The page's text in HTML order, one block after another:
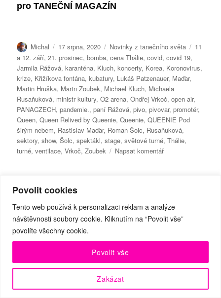
Povolit cookies
Tento web používá k personalizaci reklam a analýze
návštěvnosti soubory cookie. Kliknutím na “Povolit vše”
povolíte všechny cookie.
Zakázat
Povolit vše
proTANEČNÍ MAGAZÍN
Autor:
Michal Publikováno:
17 srpna, 2020 Rubriky:
Novinky z tanečního světa Štítky:
11
a 12. září,21. prosinec,bomba,cena Thálie,covid,covid 19,
Jarmila Rážová,karanténa, Kluch,koncerty, Korea, Koronovirus,
krize, Křižíkova fontána,kubatury, Lukáš Patzenauer, Maďar,
Martin Hruška, Martn Zoubek, Michael Kluch, Michaela
Rusaňuková, ministr kultury,O2 arena,Ondřej Vrkoč,open air,
PANACZECH,pandemie.,paní Rážová,pivo,pivovar,promotér,
Queen,Queen Relived by Queenie,Queenie,QUEENIE Pod
širým nebem, Rastislav Maďar, Roman Šolc, Rusaňuková,
sektory,show,Šolc,spektákl,stage,světové turné,Thálie,
turné,ventilace,Vrkoč,Zoubek Napsat komentářpro
Michaela
Klucha
»The
Must
UP FESTIVAL má
předprodej na 2. ročník
Příznivci moderních tanečních trendů, těšte
se na léto! V Praze opět proběhne UP
FESTIVAL.